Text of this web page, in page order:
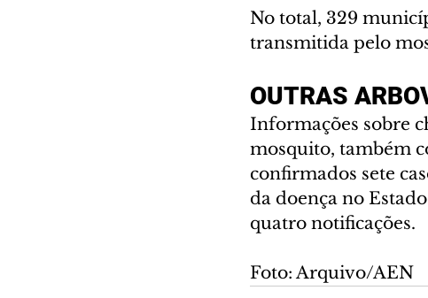
No total, 329
transmitida pelo
OUTRAS
Informações sobre
mosquito, também
confirmados sete
da doença no
quatro notificações.
Foto: Arquivo/AEN